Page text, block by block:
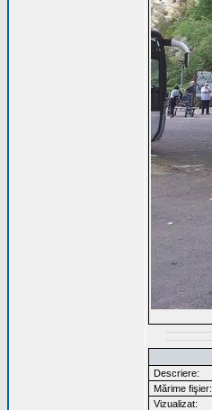
Descriere:
Mărime fişier:
Vizualizat: